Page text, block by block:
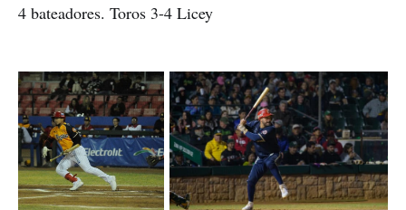
4 bateadores. Toros 3-4 Licey